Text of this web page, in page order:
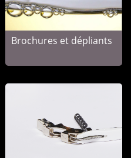
Brochures et dépliants